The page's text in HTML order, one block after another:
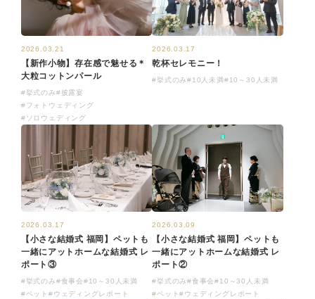
2026.03.21
【新作小物】存在感で魅せる＊
大粒コットンパール
#挙式のみ#披露宴
#フォトウェディング
#ソロウェディング
2026.03.17
乾杯セレモニー！
#挙式のみ#10人未満#10～30人未満
2026.03.17
【小さな結婚式 福岡】ペットも
一緒にアットホームな結婚式 レ
ポート③
#挙式のみ#食事会#10～30人未満
#ペット #ウェディングレポート
2026.03.09
【小さな結婚式 福岡】ペットも
一緒にアットホームな結婚式 レ
ポート②
#挙式のみ#食事会#10～30人未満
#ペット#ウェディングレポート